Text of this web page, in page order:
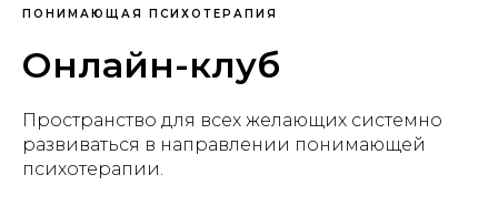
ПОНИМАЮЩАЯ ПСИХОТЕРАПИЯ
Онлайн-клуб
Пространство для всех желающих системно
развиваться в направлении понимающей
психотерапии.